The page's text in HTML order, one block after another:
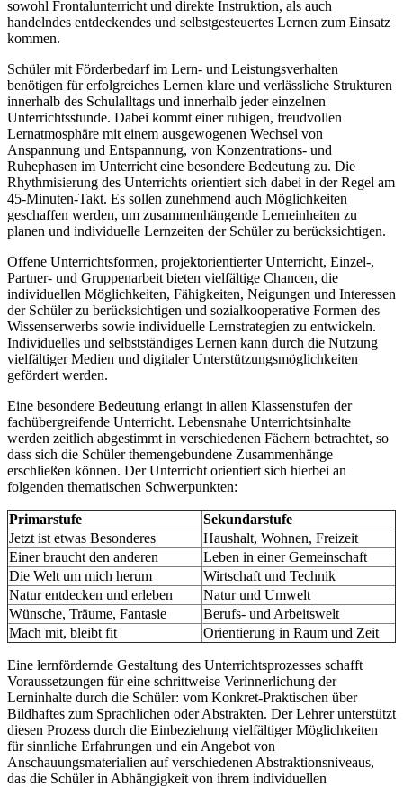
sowohl Frontalunterricht und direkte Instruktion, als auch
handelndes entdeckendes und selbstgesteuertes Lernen zum Einsatz
kommen.
Schüler mit Förderbedarf im Lern- und Leistungsverhalten
benötigen für erfolgreiches Lernen klare und verlässliche Strukturen
innerhalb des Schulalltags und innerhalb jeder einzelnen
Unterrichtsstunde. Dabei kommt einer ruhigen, freudvollen
Lernatmosphäre mit einem ausgewogenen Wechsel von
Anspannung und Entspannung, von Konzentrations- und
Ruhephasen im Unterricht eine besondere Bedeutung zu. Die
Rhythmisierung des Unterrichts orientiert sich dabei in der Regel am
45-Minuten-Takt. Es sollen zunehmend auch Möglichkeiten
geschaffen werden, um zusammenhängende Lerneinheiten zu
planen und individuelle Lernzeiten der Schüler zu berücksichtigen.
Offene Unterrichtsformen, projektorientierter Unterricht, Einzel-,
Partner- und Gruppenarbeit bieten vielfältige Chancen, die
individuellen Möglichkeiten, Fähigkeiten, Neigungen und Interessen
der Schüler zu berücksichtigen und sozialkooperative Formen des
Wissenserwerbs sowie individuelle Lernstrategien zu entwickeln.
Individuelles und selbstständiges Lernen kann durch die Nutzung
vielfältiger Medien und digitaler Unterstützungsmöglichkeiten
gefördert werden.
Eine besondere Bedeutung erlangt in allen Klassenstufen der
fachübergreifende Unterricht. Lebensnahe Unterrichtsinhalte
werden zeitlich abgestimmt in verschiedenen Fächern betrachtet, so
dass sich die Schüler themengebundene Zusammenhänge
erschließen können. Der Unterricht orientiert sich hierbei an
folgenden thematischen Schwerpunkten:
Primarstufe
Sekundarstufe
Jetzt ist etwas Besonderes
Haushalt, Wohnen, Freizeit
Einer braucht den anderen
Leben in einer Gemeinschaft
Die Welt um mich herum
Wirtschaft und Technik
Natur entdecken und erleben
Natur und Umwelt
Wünsche, Träume, Fantasie
Berufs- und Arbeitswelt
Mach mit, bleibt fit
Orientierung in Raum und Zeit
Eine lernfördernde Gestaltung des Unterrichtsprozesses schafft
Voraussetzungen für eine schrittweise Verinnerlichung der
Lerninhalte durch die Schüler: vom Konkret-Praktischen über
Bildhaftes zum Sprachlichen oder Abstrakten. Der Lehrer unterstützt
diesen Prozess durch die Einbeziehung vielfältiger Möglichkeiten
für sinnliche Erfahrungen und ein Angebot von
Anschauungsmaterialien auf verschiedenen Abstraktionsniveaus,
das die Schüler in Abhängigkeit von ihrem individuellen